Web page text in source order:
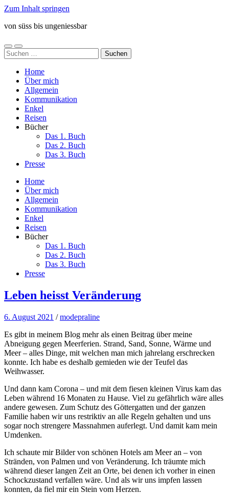
Zum Inhalt springen
von süss bis ungeniessbar
Mobile-
Menü
Suchfeld
ein-/ausblenden
Suchen
nach:
Home
Über mich
Allgemein
Kommunikation
Enkel
Reisen
Bücher
Das 1. Buch
Das 2. Buch
Das 3. Buch
Presse
Home
Über mich
Allgemein
Kommunikation
Enkel
Reisen
Bücher
Das 1. Buch
Das 2. Buch
Das 3. Buch
Presse
Leben heisst Veränderung
6. August 2021 /modepraline
Es gibt in meinem Blog mehr als einen Beitrag über meine
Abneigung gegen Meerferien. Strand, Sand, Sonne, Wärme und
Meer – alles Dinge, mit welchen man mich jahrelang erschrecken
konnte. Ich habe es deshalb gemieden wie der Teufel das
Weihwasser.
Und dann kam Corona – und mit dem fiesen kleinen Virus kam das
Leben während 16 Monaten zu Hause. Viel zu gefährlich wäre alles
andere gewesen. Zum Schutz des Göttergatten und der ganzen
Familie haben wir uns restriktiv an alle Regeln gehalten und uns
sogar noch strengere Massnahmen auferlegt. Und damit kam mein
Umdenken.
Ich schaute mir Bilder von schönen Hotels am Meer an – von
Stränden, von Palmen und von Veränderung. Ich träumte mich
während dieser langen Zeit an Orte, bei denen ich vorher in einen
Schockzustand verfallen wäre. Und als wir uns impfen lassen
konnten, da fiel mir ein Stein vom Herzen.